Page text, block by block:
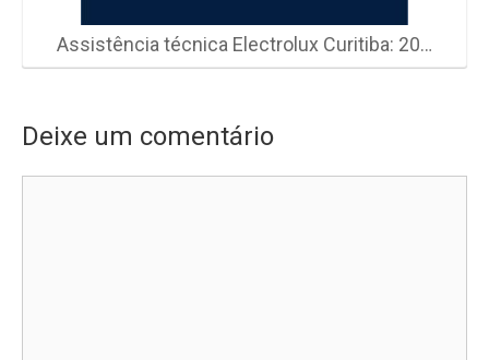
Assistência técnica Electrolux Curitiba: 20…
Deixe um comentário